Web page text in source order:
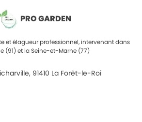
PRO GARDEN
et élagueur professionnel, intervenant dans
(91) et la Seine-et-Marne (77)
91410 La Forêt-le-Roi